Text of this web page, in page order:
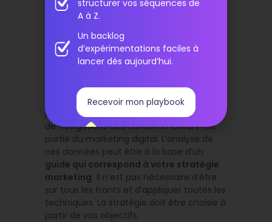
mise surla recommandation.
recommander.
Le Web analytic
L’interprétation des données recueillies à
partir des comportements et habitudes
de navigations des consommateurs fait
partie du marketing digital. L’analyse de
ces données peut être à la base d’un
guide qui correspond à votre stratégie
marketing. Il n’est pas nécessaire d’être
sur tous les fronts et d’appliquer toutes les
techniques. La stratégie doit être choisie à
partir de vos objectifs.
structurer vos séquences de
A à Z.
Un backlog
d’expérimentations faciles à
lancer dès aujourd’hui.
Recevoir mon playbook